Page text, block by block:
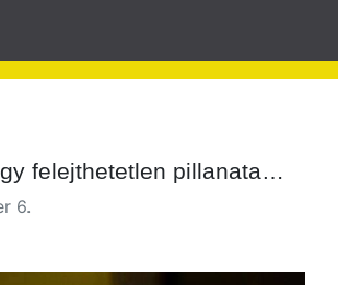
felejthetetlen pillanata…
6.